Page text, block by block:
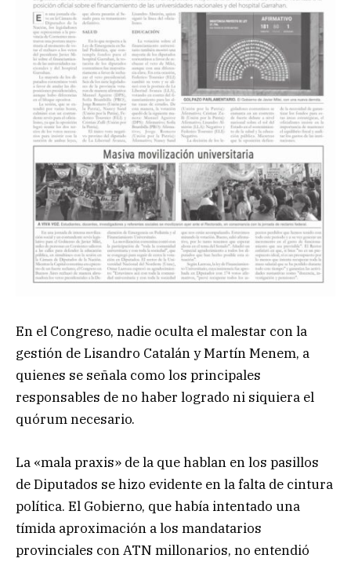
En el Congreso, nadie oculta el malestar con la
gestión de Lisandro Catalán y Martín Menem, a
quienes se señala como los principales
responsables de no haber logrado ni siquiera el
quórum necesario.
La «mala praxis» de la que hablan en los pasillos
de Diputados se hizo evidente en la falta de cintura
política. El Gobierno, que había intentado una
tímida aproximación a los mandatarios
provinciales con ATN millonarios, no entendió